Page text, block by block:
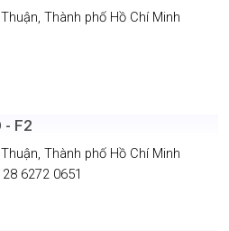
Thành phố Hồ Chí Minh
- F2
Thành phố Hồ Chí Minh
6272 0651